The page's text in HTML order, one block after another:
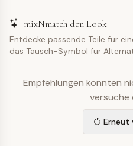
mixNmatch den Look
Entdecke passende Teile für
das Tausch-Symbol für
Empfehlungen konnten
versuche
Erneut